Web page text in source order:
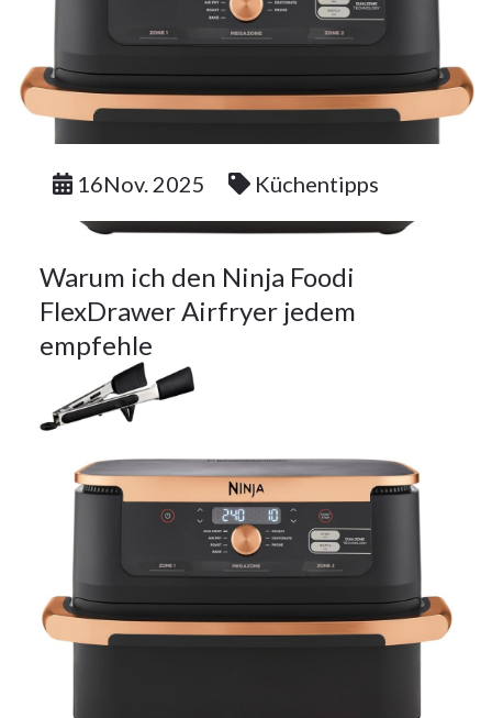
16Nov. 2025 Küchentipps
Warum ich den Ninja Foodi
FlexDrawer Airfryer jedem
empfehle